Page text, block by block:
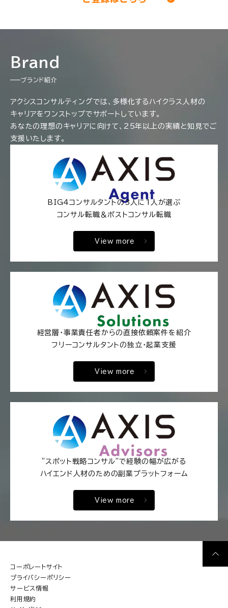
Brand
ブランド紹介
アクシスコンサルティングでは、多様化するハイクラス人材の
キャリアをワンストップでサポートしています。
あなたの理想のキャリアに向けて、25年以上の実績と知見でご
支援いたします。
BIG4コンサルタントの3人に1人が選ぶ
コンサル転職＆ポストコンサル転職
View more
経営層・事業責任者からの直接依頼案件を紹介
フリーコンサルタントの独立・起業支援
View more
"スポット戦略コンサル"で経験の幅が広がる
ハイエンド人材のための副業プラットフォーム
View more
コーポレートサイト
プライバシーポリシー
サービス情報
利用規約